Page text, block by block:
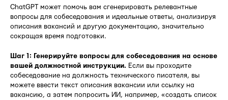
ChatGPT может помочь вам сгенерировать релевантные
вопросы для собеседования и идеальные ответы, анализируя
описания вакансий и другую документацию, значительно
сокращая время подготовки.
Шаг 1: Генерируйте вопросы для собеседования на основе
вашей должностной инструкции. Если вы проходите
собеседование на должность технического писателя, вы
можете ввести текст описания вакансии или ссылку на
вакансию, а затем попросить ИИ, например, «создать список